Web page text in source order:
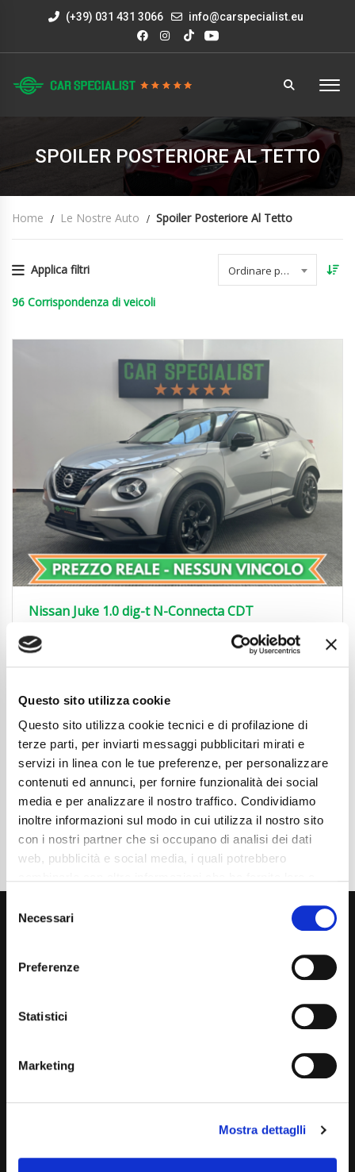
Questo sito utilizza cookie
Questo sito utilizza cookie tecnici e di profilazione di
terze parti, per inviarti messaggi pubblicitari mirati e
servizi in linea con le tue preferenze, per personalizzare
contenuti ed annunci, per fornire funzionalità dei social
media e per analizzare il nostro traffico. Condividiamo
inoltre informazioni sul modo in cui utilizza il nostro sito
con i nostri partner che si occupano di analisi dei dati
web, pubblicità e social media, i quali potrebbero
mera chiusura del banner non comporta l’accettazione
tutti” o selezionando le diverse categorie di cookies
Selection
Necessari
Preferenze
Statistici
Marketing
Mostra dettaglli
(+39) 031 431 3066 info@carspecialist.eu
SPOILER POSTERIORE AL TETTO
Home Le Nostre Auto Spoiler Posteriore Al Tetto
Applica filtri Ordinare per data
96 Corrispondenza di veicoli
Nissan Juke 1.0 dig-t N-Connecta CDT
15.450
Chilometraggio
Cambio
Automatico
Normativa Euro
Euro6d-FULL
Dettaglio
Via Giuditta Pasta 2, Como (CO) 22100
info@carspecialist.eu
Dal Lunedì al Venerdì: 09:00 - 12:30 | 14:00 - 19:00
Domenica: chiuso